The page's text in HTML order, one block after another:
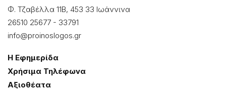
Φ. Τζαβέλλα 11Β, 453 33 Ιωάννɩνα
26510 25677 - 33791
info@proinoslogos.gr
Η Εφημερίδα
Χρήσɩμα Τηλέφωνα
Αξɩοθέατα